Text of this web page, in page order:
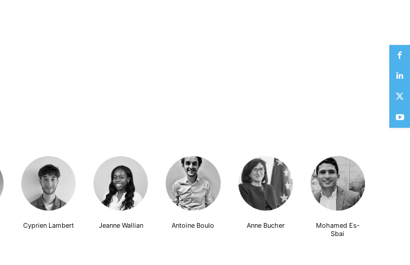
Cyprien Lambert Jeanne Wallian Antoine Boulo Anne Bucher
Mohamed Es-
Sbai